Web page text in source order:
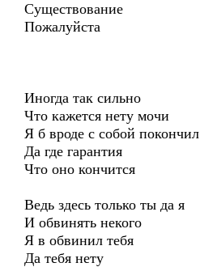
Существование
Пожалуйста
Иногда так сильно
Что кажется нету мочи
Я б вроде с собой покончил
Да где гарантия
Что оно кончится
Ведь здесь только ты да я
И обвинять некого
Я в обвинил тебя
Да тебя нету